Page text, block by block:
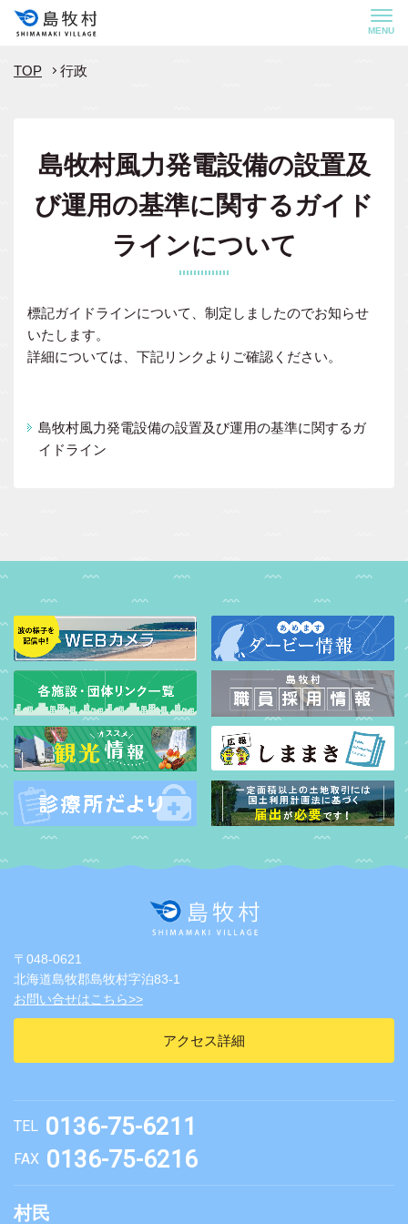
MENU
TOP 行政
島牧村風力発電設備の設置及
び運用の基準に関するガイド
ラインについて
標記ガイドラインについて、制定しましたのでお知らせ
いたします。
詳細については、下記リンクよりご確認ください。
島牧村風力発電設備の設置及び運用の基準に関するガ
イドライン
〒048-0621
北海道島牧郡島牧村字泊83-1
お問い合せはこちら>>
アクセス詳細
TEL 0136-75-6211
FAX 0136-75-6216
村民